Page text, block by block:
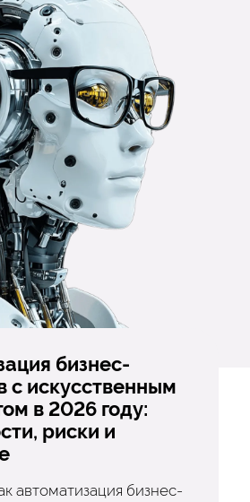
бизнес-
с искусственным
в 2026 году:
риски и
автоматизация бизнес-